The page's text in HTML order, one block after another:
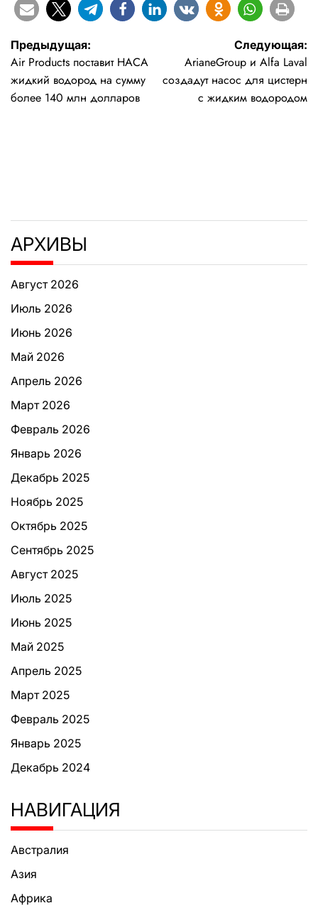
Навигация
по
записям
Предыдущая:
Air Products поставит НАСА
жидкий водород на сумму
более 140 млн долларов
Следующая:
ArianeGroup и Alfa Laval
создадут насос для цистерн
с жидким водородом
АРХИВЫ
Август 2026
Июль 2026
Июнь 2026
Май 2026
Апрель 2026
Март 2026
Февраль 2026
Январь 2026
Декабрь 2025
Ноябрь 2025
Октябрь 2025
Сентябрь 2025
Август 2025
Июль 2025
Июнь 2025
Май 2025
Апрель 2025
Март 2025
Февраль 2025
Январь 2025
Декабрь 2024
НАВИГАЦИЯ
Австралия
Азия
Африка